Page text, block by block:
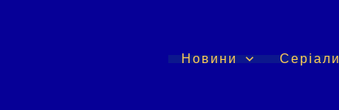
Новини Серіали